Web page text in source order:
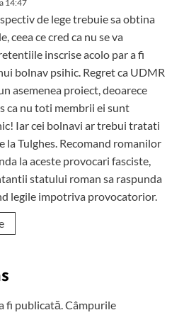
14:47
de lege trebuie sa obtina
ceea ce cred ca nu se va
inscrise acolo par a fi
bolnav psihic. Regret ca UDMR
asemenea proiect, deoarece
ca nu toti membrii ei sunt
Iar cei bolnavi ar trebui tratati
la Tulghes. Recomand romanilor
la aceste provocari fasciste,
statului roman sa raspunda
legile impotriva provocatorior.
fi publicată.Câmpurile